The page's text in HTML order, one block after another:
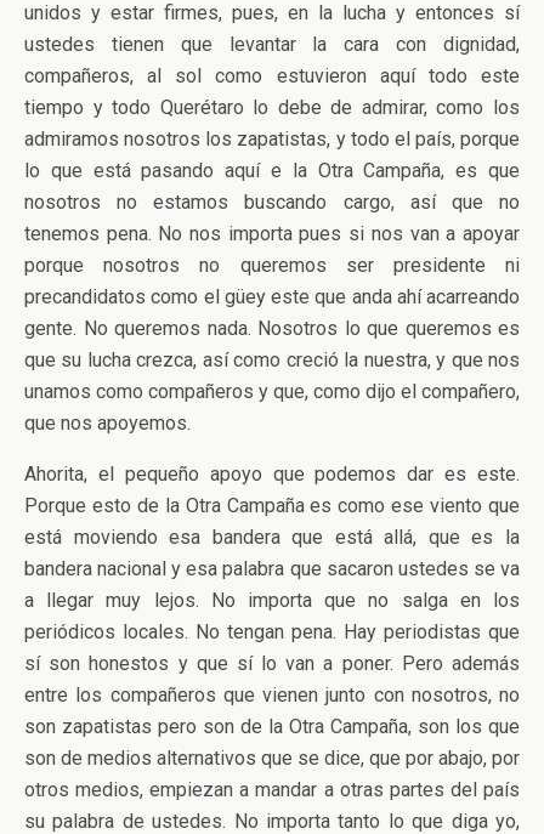
unidos y estar firmes, pues, en la lucha y entonces sí
ustedes tienen que levantar la cara con dignidad,
compañeros, al sol como estuvieron aquí todo este
tiempo y todo Querétaro lo debe de admirar, como los
admiramos nosotros los zapatistas, y todo el país, porque
lo que está pasando aquí e la Otra Campaña, es que
nosotros no estamos buscando cargo, así que no
tenemos pena. No nos importa pues si nos van a apoyar
porque nosotros no queremos ser presidente ni
precandidatos como el güey este que anda ahí acarreando
gente. No queremos nada. Nosotros lo que queremos es
que su lucha crezca, así como creció la nuestra, y que nos
unamos como compañeros y que, como dijo el compañero,
que nos apoyemos.
Ahorita, el pequeño apoyo que podemos dar es este.
Porque esto de la Otra Campaña es como ese viento que
está moviendo esa bandera que está allá, que es la
bandera nacional y esa palabra que sacaron ustedes se va
a llegar muy lejos. No importa que no salga en los
periódicos locales. No tengan pena. Hay periodistas que
sí son honestos y que sí lo van a poner. Pero además
entre los compañeros que vienen junto con nosotros, no
son zapatistas pero son de la Otra Campaña, son los que
son de medios alternativos que se dice, que por abajo, por
otros medios, empiezan a mandar a otras partes del país
su palabra de ustedes. No importa tanto lo que diga yo,